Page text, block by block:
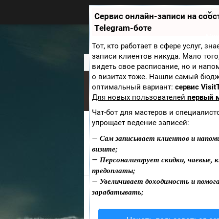
Сервис онлайн-записи на
Telegram-боте
Тот, кто работает в сфере услуг,
записи клиентов никуда. Мало
видеть свое расписание, но и
о визитах тоже. Нашли самый
оптимальный вариант: сервис
Для новых пользователей первый
Чат-бот для мастеров и
упрощает ведение записей:
— Сам записывает клиентов и
визите;
— Персонализирует скидки, чаевые,
предоплаты;
— Увеличивает доходимость и
зарабатывать;
Zobra.ru - Игровое сообщество -
все о играх
П
ф
м
ы
» zobra
Войти Создать
ZOBRA
ПОСТЫ С ТЭГОМ "ZOBRA"